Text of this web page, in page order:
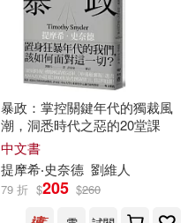
暴政：掌控關鍵年代的獨裁風
潮，洞悉時代之惡的20堂課
中文書
提摩希‧史奈德 劉維人
79 折 $205 $260